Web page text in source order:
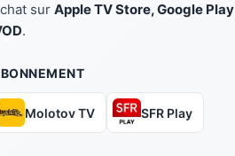
surApple TV Store, Google Play
.
Molotov TV SFR Play